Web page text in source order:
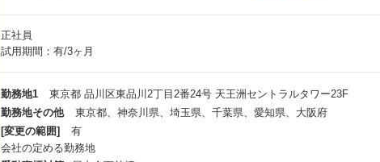
現場の課題を特定しそこからのボトムアップ提案を通じて、
AIなど最新テクノロジーを通じてイノベーションをおこすためにAdecco Group
お客様の事業現場と融合＜フュージョン＞することで、「世界スケールの事業
共に実現していきます。
Visionの実現を目指す私たちにとって、
【社員一人ひとりが「ライフビジョン」「キャリアビジョン」を考えること・
正社員
試用期間：有/3ヶ月
勤務地1
東京都 品川区東品川2丁目2番24号 天王洲セントラルタワー23F
勤務地その他
東京都、神奈川県、埼玉県、千葉県、愛知県、大阪府
[変更の範囲]
有
会社の定める勤務地